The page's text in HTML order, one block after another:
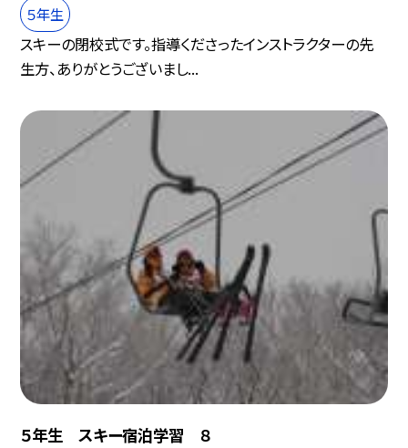
５年生
スキーの閉校式です。指導くださったインストラクターの先
生方、ありがとうございまし...
５年生 スキー宿泊学習 ８